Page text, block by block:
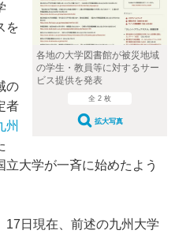
各地の大学図書館が被災地域
の学生・教員等に対するサー
ビス提供を発表
全 2 枚
拡大写真
を
の
者
州
大学が一斉に始めたよう
17日現在、前述の九州大学